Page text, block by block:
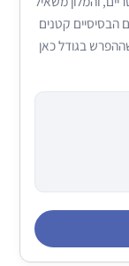
הבסיסיים קטנים
בגודל כאן